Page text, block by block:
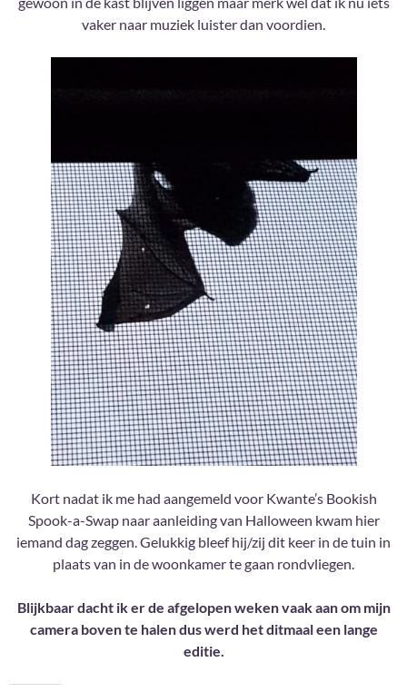
vaker naar muziek luister dan voordien.
Kort nadat ik me had aangemeld voor Kwante’s Bookish
Spook-a-Swap naar aanleiding van Halloween kwam hier
iemand dag zeggen. Gelukkig bleef hij/zij dit keer in de tuin in
plaats van in de woonkamer te gaan rondvliegen.
Blijkbaar dacht ik er de afgelopen weken vaak aan om mijn
camera boven te halen dus werd het ditmaal een lange
editie.